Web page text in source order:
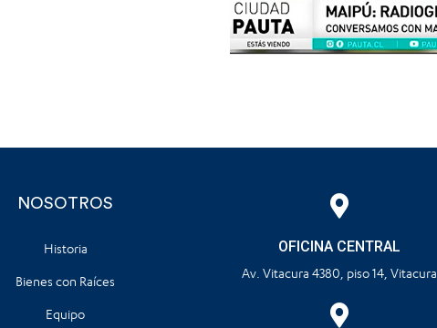
NOSOTROS
Historia
Bienes con Raíces
Equipo
OFICINA CENTRAL
Av. Vitacura 4380, piso 14, Vitacura